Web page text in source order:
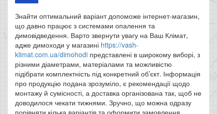
Знайти оптимальний варіант допоможе інтернет-магазин,
що давно працює з системами опалення та
димовідведення. Варто звернути увагу на Ваш Клімат,
адже димоходи у магазині https://vash-
klimat.com.ua/dimohodi представлені в широкому виборі, з
різними діаметрами, матеріалами та можливістю
підібрати комплектність під конкретний об’єкт. Інформація
про продукцію подана зрозуміло, є рекомендації щодо
монтажу й сумісності, а доставка організована так, щоб не
доводилося чекати тижнями. Зручно, що можна одразу
порівняти кілька варіантів та оформити замовлення